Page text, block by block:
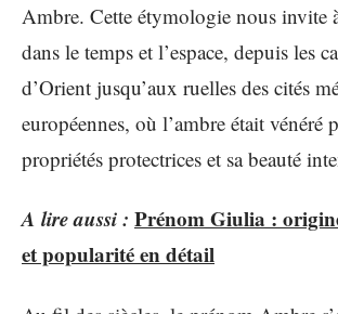
Ambre. Cette étymologie nous invite
dans le temps et l’espace, depuis les
d’Orient jusqu’aux ruelles des cités
européennes, où l’ambre était vénéré
propriétés protectrices et sa beauté
A lire aussi : Prénom Giulia :
et popularité en détail